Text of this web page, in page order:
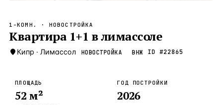
Новороссийск — Локация
Стамбул —Локация Турция · 2
ЧАСТО ИЩУТ
1-КОМН. · НОВОСТРОЙКА
Квартира 1+1 в лимассоле
Кипр · Лимассол НОВОСТРОЙКА ВНЖ ID #22865
ПЛОЩАДЬ
52 м²
ГОД ПОСТРОЙКИ
2026